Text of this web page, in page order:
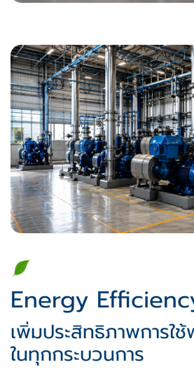
Energy
เพิ่มประสิทธิภาพการใ
ในทุกกระบวนการ